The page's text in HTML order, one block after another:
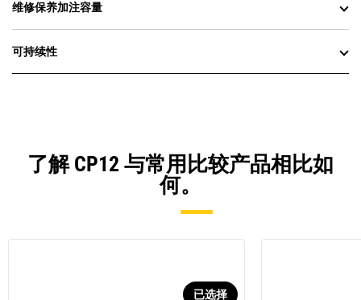
维修保养加注容量
可持续性
了解 CP12 与常用比较产品相比如
何。
已选择